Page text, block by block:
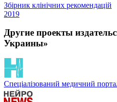
Збірник клінічних рекомендацій
2019
Другие проекты
Украины»
Спеціалізований медичний